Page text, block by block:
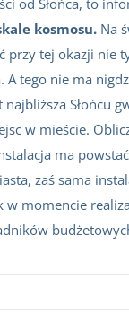
od Słońca, to
kosmosu. Na
przy tej okazji nie
A tego nie ma
najbliższa Słońcu
w mieście.
ma
zaś sama
w momencie